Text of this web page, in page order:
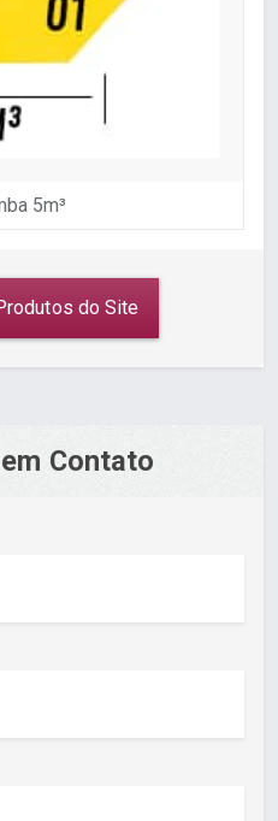
5m³
do Site
Contato